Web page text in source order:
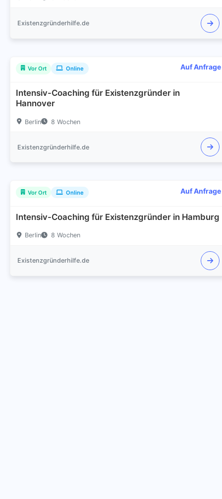
Existenzgründerhilfe.de
Vor Ort Online Auf Anfrage
Intensiv-Coaching für Existenzgründer in
Hannover
Berlin 8 Wochen
Existenzgründerhilfe.de
Vor Ort Online Auf Anfrage
Intensiv-Coaching für Existenzgründer in Hamburg
Berlin 8 Wochen
Existenzgründerhilfe.de